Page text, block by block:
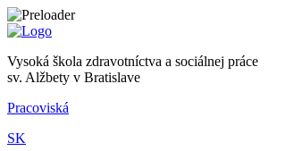
Vysoká škola zdravotníctva a sociálnej práce
sv. Alžbety v Bratislave
Pracoviská
SK